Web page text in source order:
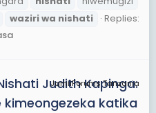
waziriwa nishati
Replies:
JamiiForums Tanzania
Judith Kapinga:
kimeongezeka katika